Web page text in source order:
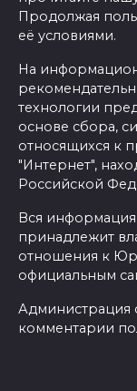
Продолжая
её условиями.
На
технологии
основе сбора,
относящихся к
"Интернет",
Российской
Вся информация
принадлежит
отношения к
официальным
Администрация
комментарии